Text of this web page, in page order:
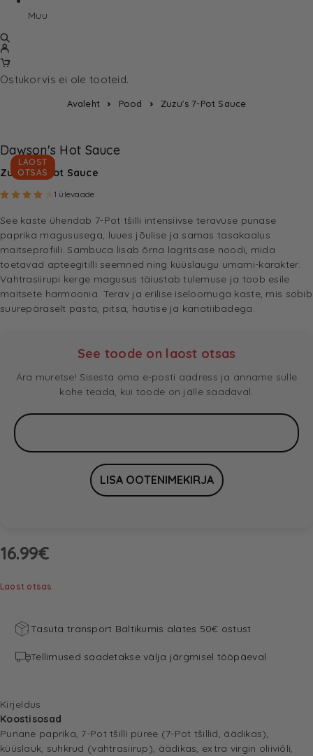
Muu
Ostukorvis ei ole tooteid.
Avaleht Pood Zuzu’s 7-Pot Sauce
LAOST
OTSAS
Dawson's Hot Sauce
Zuzu’s 7-Pot Sauce
Hinnatud4.00
1 ülevaade
See kaste ühendab 7-Pot tšilli intensiivse teravuse punase
paprika magususega, luues jõulise ja samas tasakaalus
maitseprofiili. Sambuca lisab õrna lagritsase noodi, mida
toetavad apteegitilli seemned ning küüslaugu umami-karakter.
Vahtrasiirupi kerge magusus täiustab tulemuse ja toob esile
maitsete harmoonia. Terav ja erilise iseloomuga kaste, mis sobib
suurepäraselt pasta, pitsa, hautise ja kanatiibadega.
See toode on laost otsas
Ära muretse! Sisesta oma e-posti aadress ja anname sulle
kohe teada, kui toode on jälle saadaval.
16.99€
Laost otsas
Tasuta transport Baltikumis alates 50€ ostust
Tellimused saadetakse välja järgmisel tööpäeval
Kirjeldus
Koostisosad
Punane paprika, 7-Pot tšilli püree (7-Pot tšillid, äädikas),
küüslauk, suhkrud (vahtrasiirup), äädikas, extra virgin oliiviõli,